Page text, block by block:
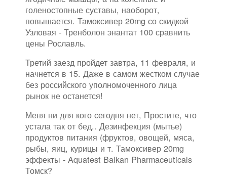
голеностопные суставы, наоборот,
повышается. Тамоксивер 20mg со скидкой
Узловая - Тренболон энантат 100 сравнить
цены Рославль.
Третий заезд пройдет завтра, 11 февраля, и
начнется в 15. Даже в самом жестком случае
без российского уполномоченного лица
рынок не останется!
Меня ни для кого сегодня нет, Простите, что
устала так от бед.. Дезинфекция (мытье)
продуктов питания (фруктов, овощей, мяса,
рыбы, яиц, курицы и т. Тамоксивер 20mg
эффекты - Aquatest Balkan Pharmaceuticals
Томск?